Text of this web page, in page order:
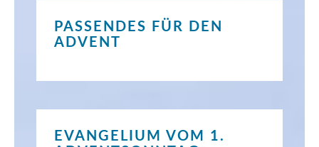
PASSENDES FÜR DEN
ADVENT
EVANGELIUM VOM 1.